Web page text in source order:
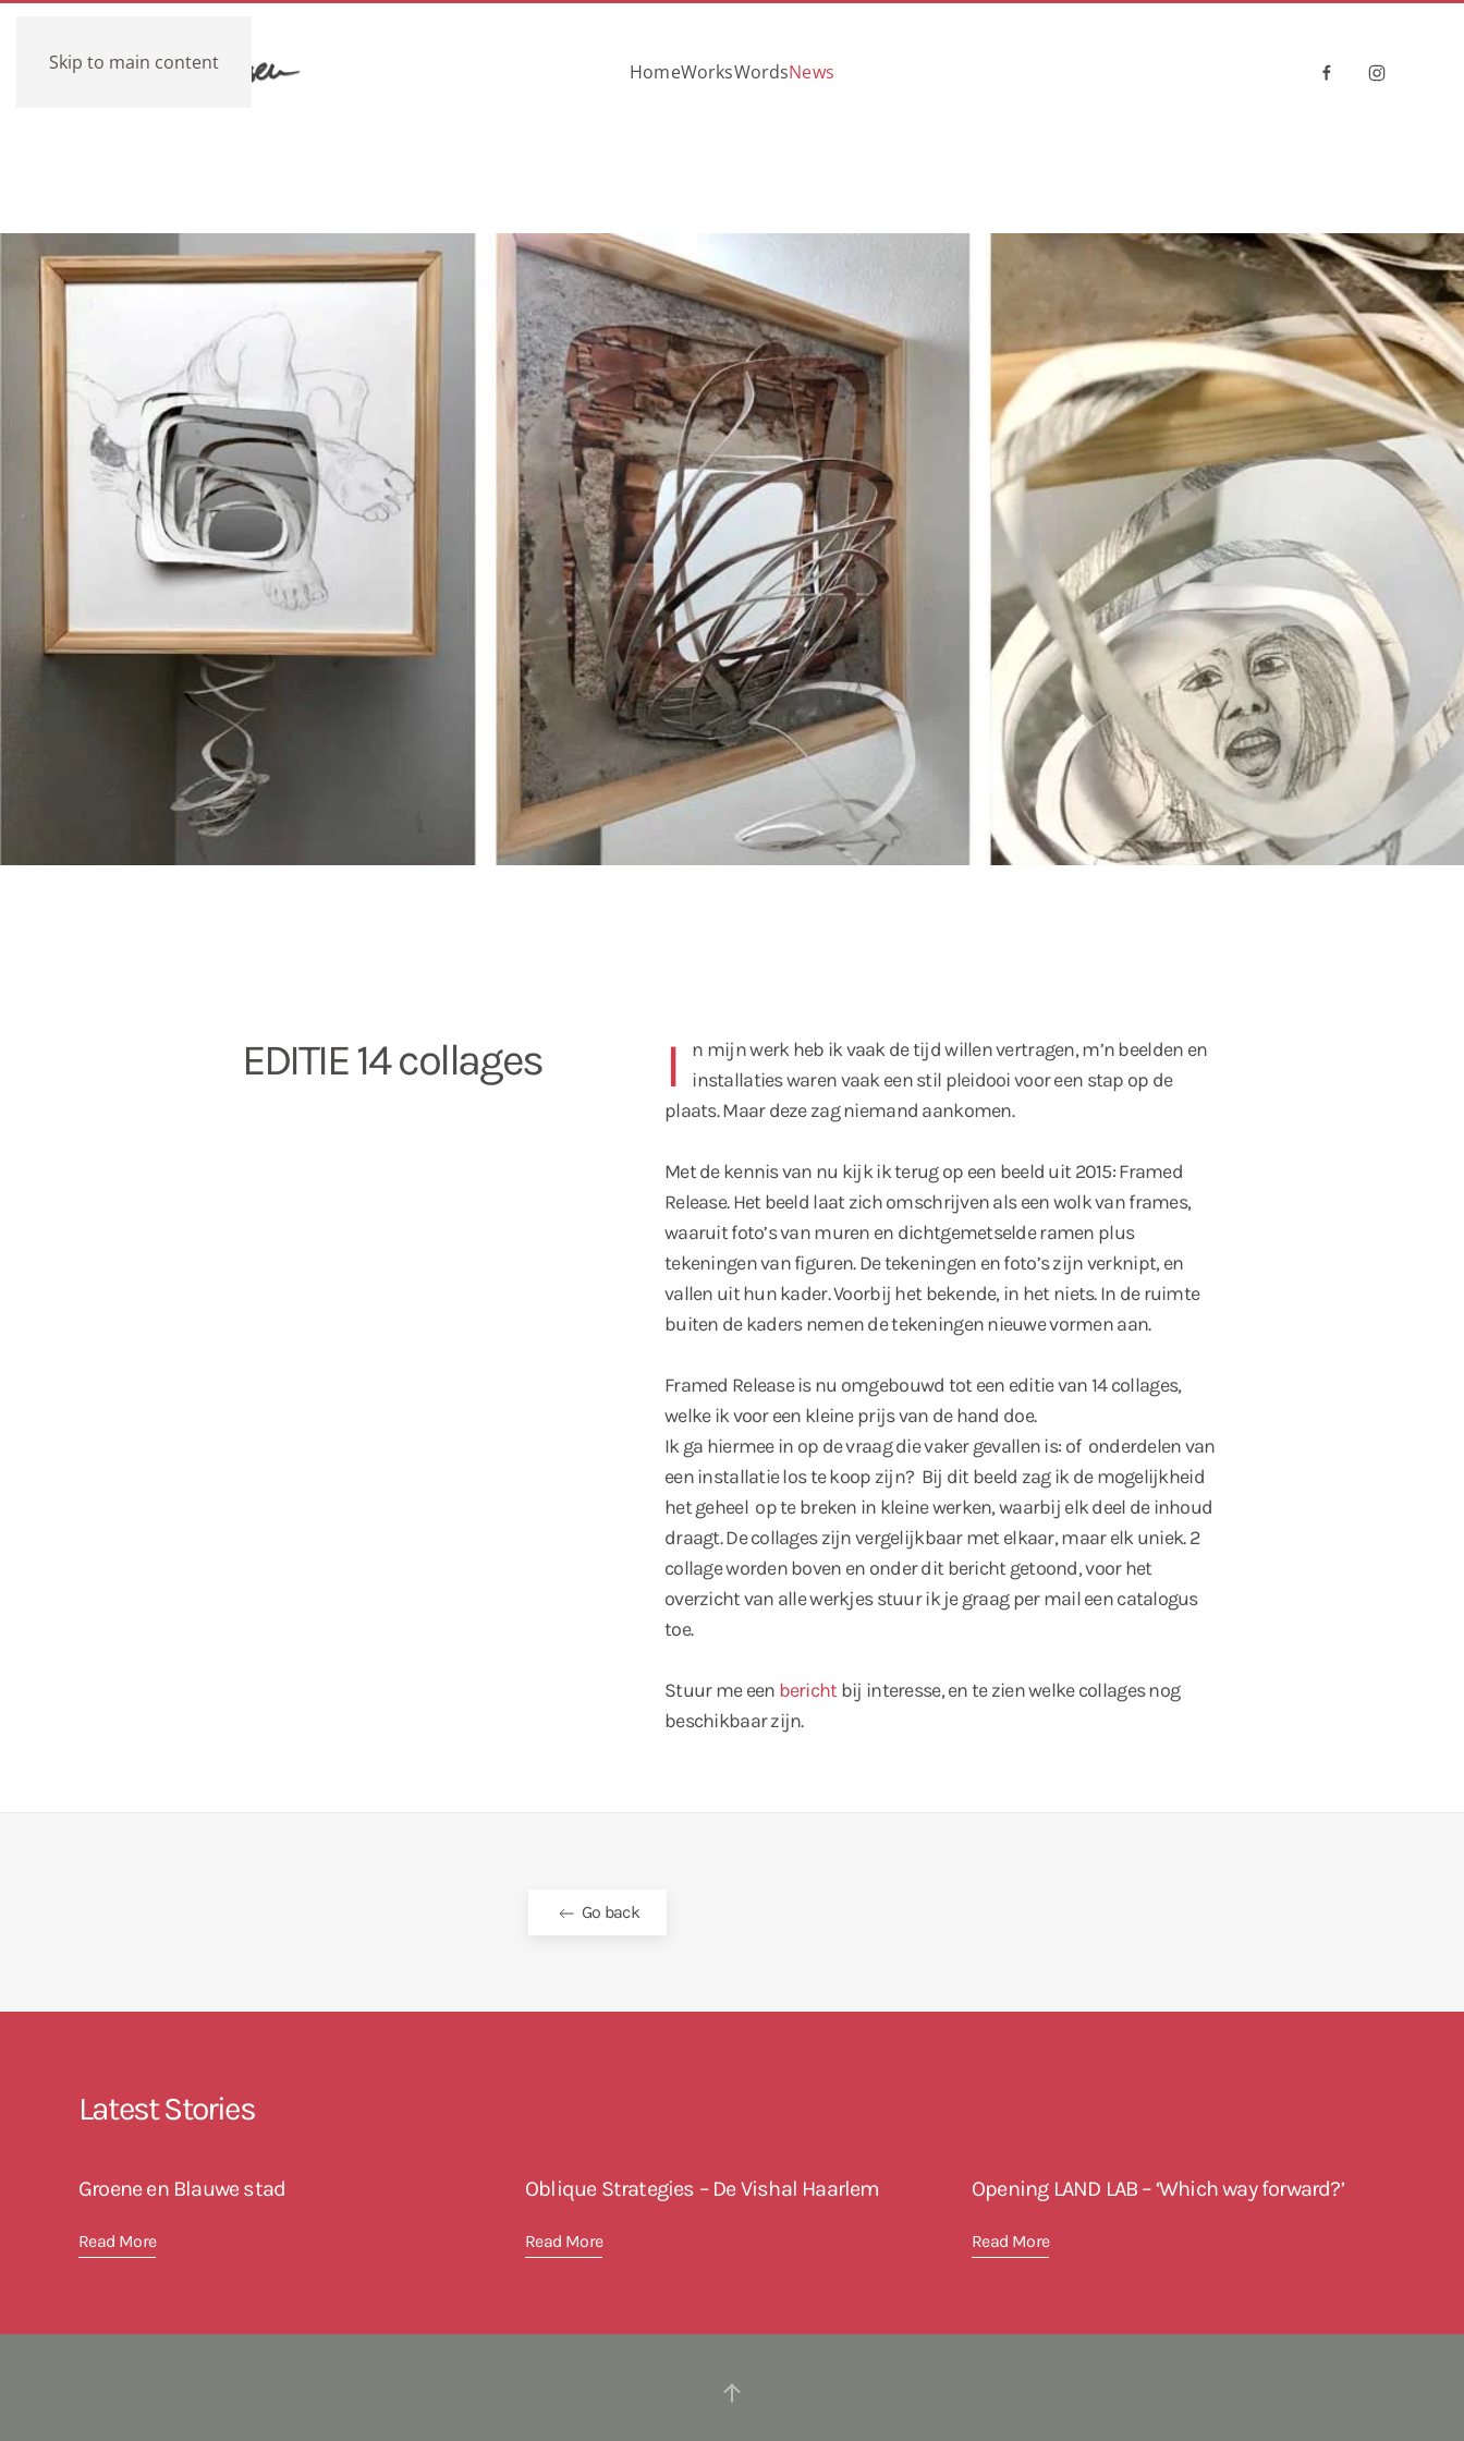
Skip to main content HomeWorksWordsNews
EDITIE 14 collages I
n mijn werk heb ik vaak de tijd willen vertragen, m’n beelden en
installaties waren vaak een stil pleidooi voor een stap op de
plaats. Maar deze zag niemand aankomen.
Met de kennis van nu kijk ik terug op een beeld uit 2015: Framed
Release. Het beeld laat zich omschrijven als een wolk van frames,
waaruit foto’s van muren en dichtgemetselde ramen plus
tekeningen van figuren. De tekeningen en foto’s zijn verknipt, en
vallen uit hun kader. Voorbij het bekende, in het niets. In de ruimte
buiten de kaders nemen de tekeningen nieuwe vormen aan.
Framed Release is nu omgebouwd tot een editie van 14 collages,
welke ik voor een kleine prijs van de hand doe.
Ik ga hiermee in op de vraag die vaker gevallen is: of onderdelen van
een installatie los te koop zijn? Bij dit beeld zag ik de mogelijkheid
het geheel op te breken in kleine werken, waarbij elk deel de inhoud
draagt. De collages zijn vergelijkbaar met elkaar, maar elk uniek. 2
collage worden boven en onder dit bericht getoond, voor het
overzicht van alle werkjes stuur ik je graag per mail een catalogus
toe.
Stuur me een berichtbij interesse, en te zien welke collages nog
beschikbaar zijn.
Go back
Latest Stories
Groene en Blauwe stad
Read More
Oblique Strategies – De Vishal Haarlem
Read More
Opening LAND LAB – ‘Which way forward?’
Read More